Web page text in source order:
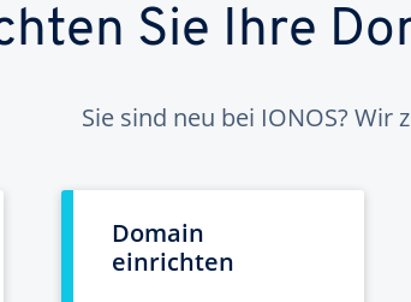
Sie Ihre
Sie sind neu bei IONOS? Wir
Domain
einrichten